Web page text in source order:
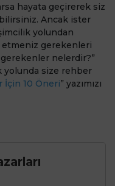
hayata geçirerek siz
Ancak ister
yolundan
etmeniz gerekenleri
nelerdir?”
yolunda size rehber
İçin 10 Öneri” yazımızı